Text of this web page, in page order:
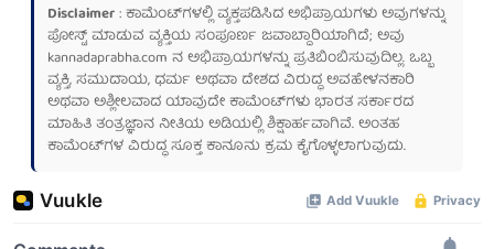
Disclaimer: ಕಾಮೆಂಟ್‌ಗಳಲ್ಲಿ ವ್ಯಕ್ತಪಡಿಸಿದ ಅಭಿಪ್ರಾಯಗಳು ಅವುಗಳನ್ನು
ಪೋಸ್ಟ್ ಮಾಡುವ ವ್ಯಕ್ತಿಯ ಸಂಪೂರ್ಣ ಜವಾಬ್ದಾರಿಯಾಗಿದೆ; ಅವು
kannadaprabha.com ನ ಅಭಿಪ್ರಾಯಗಳನ್ನು ಪ್ರತಿಬಿಂಬಿಸುವುದಿಲ್ಲ. ಒಬ್ಬ
ವ್ಯಕ್ತಿ, ಸಮುದಾಯ, ಧರ್ಮ ಅಥವಾ ದೇಶದ ವಿರುದ್ಧ ಅವಹೇಳನಕಾರಿ
ಅಥವಾ ಅಶ್ಲೀಲವಾದ ಯಾವುದೇ ಕಾಮೆಂಟ್‌ಗಳು ಭಾರತ ಸರ್ಕಾರದ
ಮಾಹಿತಿ ತಂತ್ರಜ್ಞಾನ ನೀತಿಯ ಅಡಿಯಲ್ಲಿ ಶಿಕ್ಷಾರ್ಹವಾಗಿವೆ. ಅಂತಹ
ಕಾಮೆಂಟ್‌ಗಳ ವಿರುದ್ಧ ಸೂಕ್ತ ಕಾನೂನು ಕ್ರಮ ಕೈಗೊಳ್ಳಲಾಗುವುದು.